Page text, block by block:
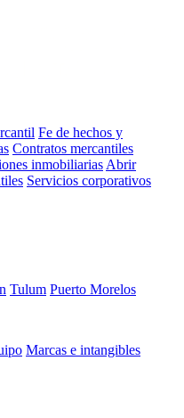
Fe de hechos y
Contratos mercantiles
inmobiliarias Abrir
Servicios corporativos
Tulum Puerto Morelos
Marcas e intangibles